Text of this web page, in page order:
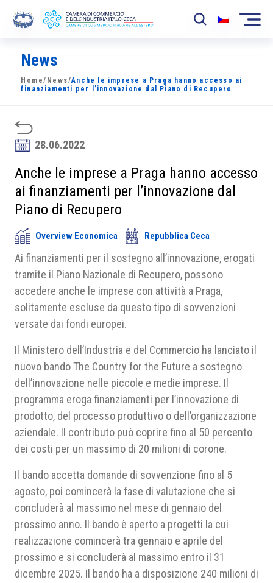
La Camera
News
Sviluppo Mercato
Soci
Partner
Area riservata
News
Home/ News/Anche le imprese a Praga hanno accesso ai
finanziamenti per l’innovazione dal Piano di Recupero
28.06.2022
Anche le imprese a Praga hanno accesso
ai finanziamenti per l’innovazione dal
Piano di Recupero
Overview Economica Repubblica Ceca
Ai finanziamenti per il sostegno all’innovazione, erogati
tramite il Piano Nazionale di Recupero, possono
accedere anche le imprese con attività a Praga,
solitamente escluse da questo tipo di sovvenzioni
versate dai fondi europei.
Il Ministero dell’Industria e del Commercio ha lanciato il
nuovo bando The Country for the Future a sostegno
dell’innovazione nelle piccole e medie imprese. Il
programma eroga finanziamenti per l’innovazione di
prodotto, del processo produttivo o dell’organizzazione
aziendale. Il contributo può coprire fino al 50 percento
dei costi per un massimo di 20 milioni di corone.
Il bando accetta domande di sovvenzione fino al 5
agosto, poi comincerà la fase di valutazione che si
concluderà al massimo nel mese di gennaio del
prossimo anno. Il bando è aperto a progetti la cui
realizzazione comincerà tra gennaio e aprile del
prossimo e si concluderà al massimo entro il 31
dicembre 2025. Il bando ha a disposizione 240 milioni di